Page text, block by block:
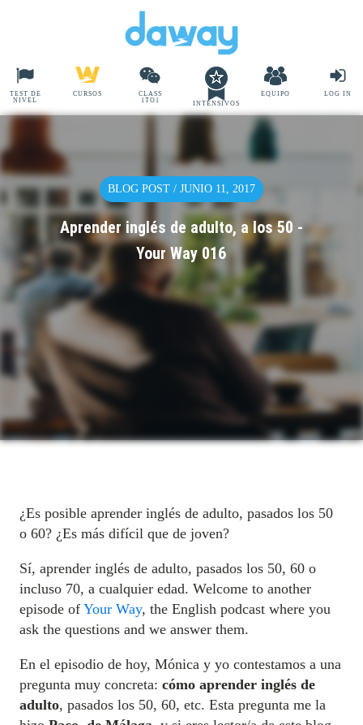
TEST DE
NIVEL
CURSOS
CLASS
1TO1
INTENSIVOS
EQUIPO LOG IN
BLOG POST / JUNIO 11, 2017
Aprender inglés de adulto, a los 50 -
Your Way 016
¿Es posible aprender inglés de adulto, pasados los 50
o 60? ¿Es más difícil que de joven?
Sí, aprender inglés de adulto, pasados los 50, 60 o
incluso 70, a cualquier edad. Welcome to another
episode of Your Way, the English podcast where you
ask the questions and we answer them.
En el episodio de hoy, Mónica y yo contestamos a una
pregunta muy concreta: cómo aprender inglés de
adulto, pasados los 50, 60, etc. Esta pregunta me la